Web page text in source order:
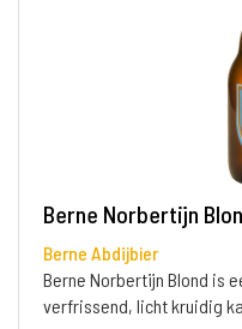
Berne Norbertijn
Berne Abdijbier
Berne Norbertijn Blond is
verfrissend, licht kruidig